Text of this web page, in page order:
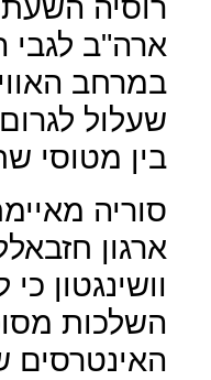
ארה"ב לגבי
במרחב
שעלול
בין מטוסי
סוריה
ארגון
וושינגטון
השלכות